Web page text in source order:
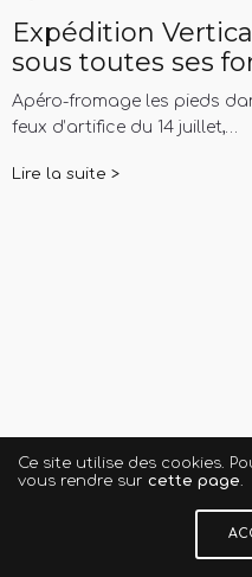
Expédition
sous toutes ses
Apéro-fromage les pieds
feux d’artifice du 14 juillet,…
Lire la suite >
Ce site utilise des cookies.
vous rendre sur cette page.